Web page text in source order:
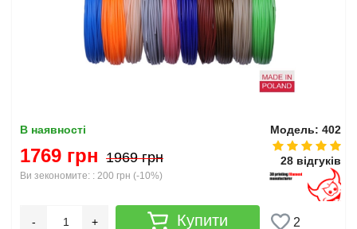
В наявності Модель: 402
28 відгуків
1769 грн 1969 грн
Ви зекономите: : 200 грн (-10%)
+
- Купити 2